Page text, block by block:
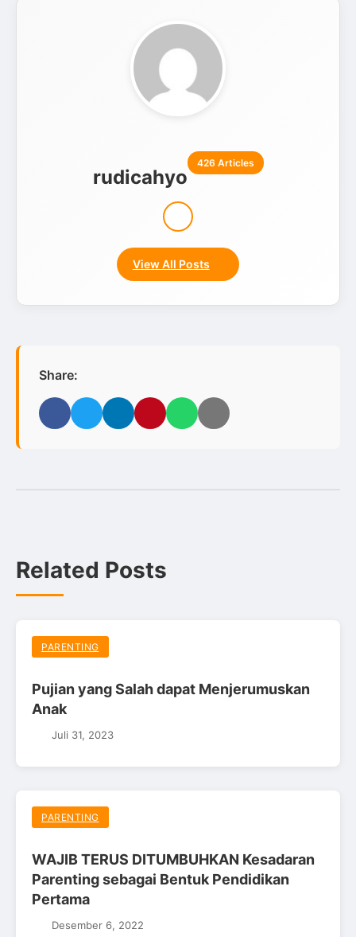
rudicahyo
426 Articles
View All Posts
Share:
Facebook
Twitter LinkedInPinterestWhatsApp
Email
Related Posts
PARENTING
Pujian yang Salah dapat Menjerumuskan
Anak
Juli 31, 2023
PARENTING
WAJIB TERUS DITUMBUHKAN Kesadaran
Parenting sebagai Bentuk Pendidikan
Pertama
Desember 6, 2022